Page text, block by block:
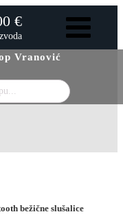
€
Vranović
bežične slušalice